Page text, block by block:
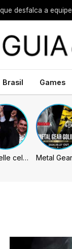
desfalca a equipe
Brasil Games
Michelle celebra vice de Flávio: “Que chapa possa ser vitoriosa”